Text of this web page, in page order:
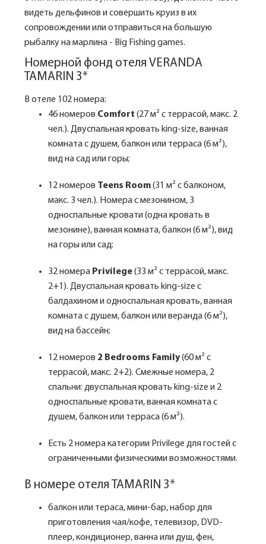
видеть дельфинов и совершить круиз в их
сопровождении или отправиться на большую
рыбалку на марлина - Big Fishing games.
Номерной фонд отеля VERANDA
TAMARIN 3*
В отеле 102 номера:
46 номеров Comfort (27 м² с террасой, макс. 2
чел.). Двуспальная кровать king-size, ванная
комната с душем, балкон или терраса (6 м²),
вид на сад или горы;
12 номеров Teens Room(31 м² с балконом,
макс. 3 чел.). Номера с мезонином, 3
односпальные кровати (одна кровать в
мезонине), ванная комната, балкон (6 м²), вид
на горы или сад;
32 номера Privilege(33 м² с террасой, макс.
2+1). Двуспальная кровать king-size с
балдахином и односпальная кровать, ванная
комната с душем, балкон или веранда (6 м²),
вид на бассейн;
12 номеров 2 Bedrooms Family(60 м² с
террасой, макс. 2+2). Смежные номера, 2
спальни: двуспальная кровать king-size и 2
односпальные кровати, ванная комната с
душем, балкон или терраса (6 м²).
Есть 2 номера категории Privilege для гостей с
ограниченными физическими возможностями.
В номере отеля TAMARIN 3*
балкон или тераса, мини-бар, набор для
приготовления чая/кофе, телевизор, DVD-
плеер, кондиционер, ванна или душ, фен,